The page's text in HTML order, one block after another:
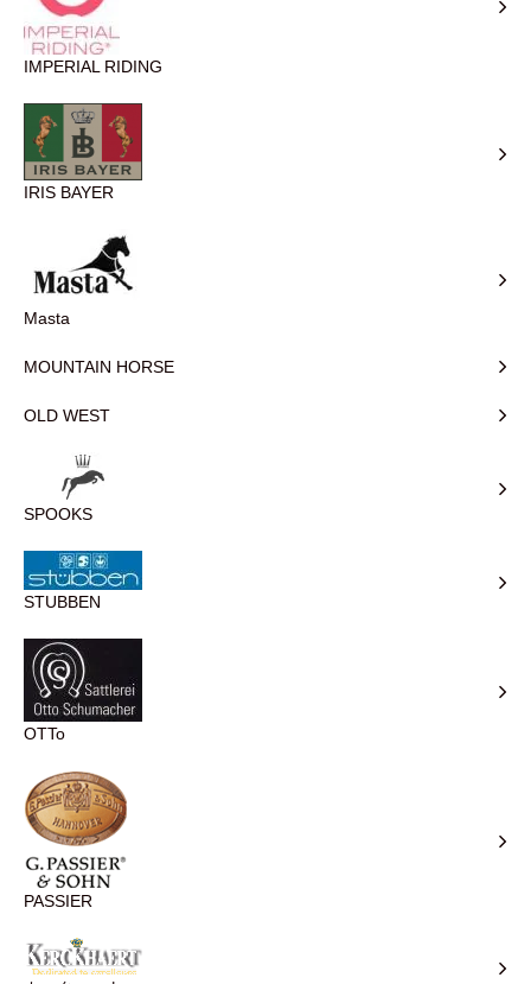
IMPERIAL RIDING
IRIS BAYER
Masta
MOUNTAIN HORSE
OLD WEST
SPOOKS
STUBBEN
OTTo
PASSIER